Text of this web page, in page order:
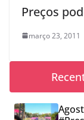
Preços
março 23, 2011